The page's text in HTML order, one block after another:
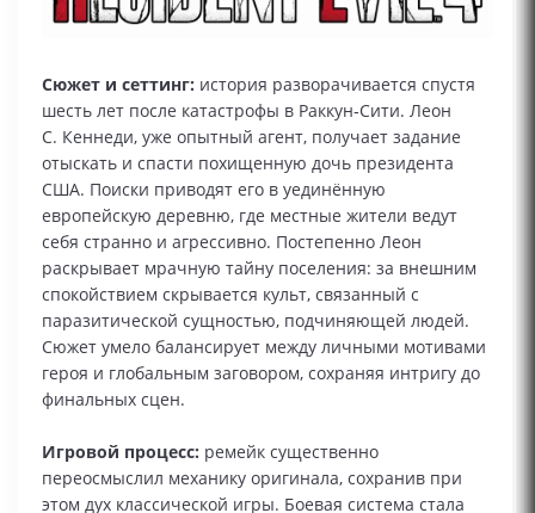
Сюжет и сеттинг: история разворачивается спустя
шесть лет после катастрофы в Раккун‑Сити. Леон
С. Кеннеди, уже опытный агент, получает задание
отыскать и спасти похищенную дочь президента
США. Поиски приводят его в уединённую
европейскую деревню, где местные жители ведут
себя странно и агрессивно. Постепенно Леон
раскрывает мрачную тайну поселения: за внешним
спокойствием скрывается культ, связанный с
паразитической сущностью, подчиняющей людей.
Сюжет умело балансирует между личными мотивами
героя и глобальным заговором, сохраняя интригу до
финальных сцен.
Игровой процесс: ремейк существенно
переосмыслил механику оригинала, сохранив при
этом дух классической игры. Боевая система стала